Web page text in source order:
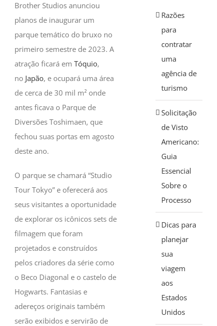
Brother Studios anunciou
planos de inaugurar um
parque temático do bruxo no
primeiro semestre de 2023. A
atração ficará em Tóquio,
no Japão, e ocupará uma área
de cerca de 30 mil m² onde
antes ficava o Parque de
Diversões Toshimaen, que
fechou suas portas em agosto
deste ano.
O parque se chamará “Studio
Tour Tokyo” e oferecerá aos
seus visitantes a oportunidade
de explorar os icônicos sets de
filmagem que foram
projetados e construídos
pelos criadores da série como
o Beco Diagonal e o castelo de
Hogwarts. Fantasias e
adereços originais também
serão exibidos e servirão de
Razões
para
contratar
uma
agência de
turismo
Solicitação
de Visto
Americano:
Guia
Essencial
Sobre o
Processo
Dicas para
planejar
sua
viagem
aos
Estados
Unidos